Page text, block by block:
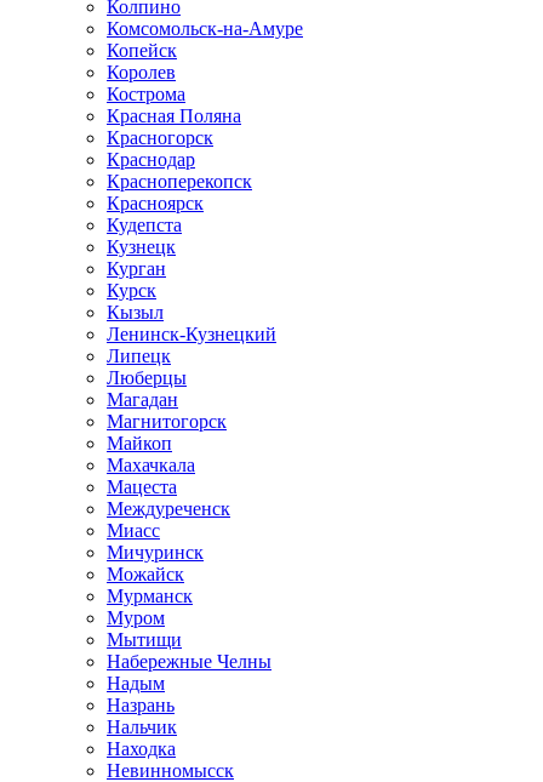
Колпино
Комсомольск-на-Амуре
Копейск
Королев
Кострома
Красная Поляна
Красногорск
Краснодар
Красноперекопск
Красноярск
Кудепста
Кузнецк
Курган
Курск
Кызыл
Ленинск-Кузнецкий
Липецк
Люберцы
Магадан
Магнитогорск
Майкоп
Махачкала
Мацеста
Междуреченск
Миасс
Мичуринск
Можайск
Мурманск
Муром
Мытищи
Набережные Челны
Надым
Назрань
Нальчик
Находка
Невинномысск